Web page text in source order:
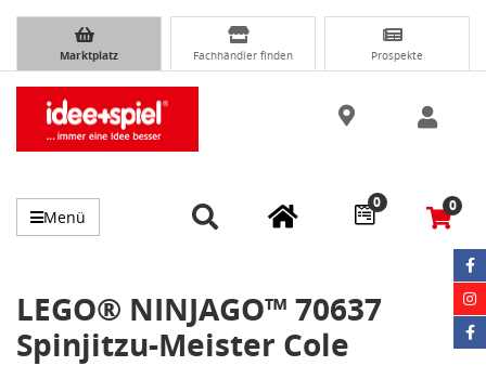
Marktplatz Fachhändler finden Prospekte
Menü
0 0
LEGO® NINJAGO™ 70637
Spinjitzu-Meister Cole